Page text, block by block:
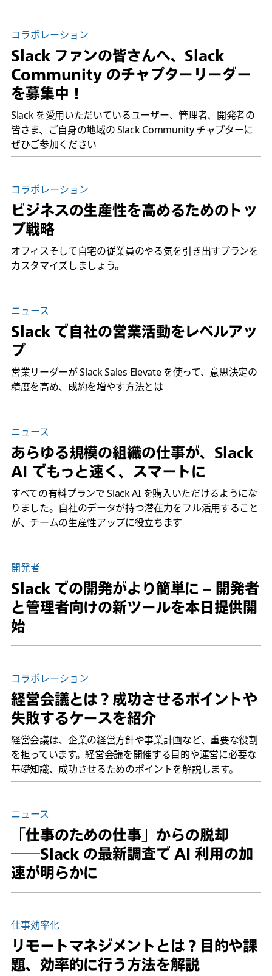
コラボレーション
Slack ファンの皆さんへ、Slack
Community のチャプターリーダー
を募集中！
Slack を愛用いただいているユーザー、管理者、開発者の
皆さま、ご自身の地域の Slack Community チャプターに
ぜひご参加ください
コラボレーション
ビジネスの生産性を高めるためのトッ
プ戦略
オフィスそして自宅の従業員のやる気を引き出すプランを
カスタマイズしましょう。
ニュース
Slack で自社の営業活動をレベルアッ
プ
営業リーダーが Slack Sales Elevate を使って、意思決定の
精度を高め、成約を増やす方法とは
ニュース
あらゆる規模の組織の仕事が、Slack
AI でもっと速く、スマートに
すべての有料プランで Slack AI を購入いただけるようにな
りました。自社のデータが持つ潜在力をフル活用すること
が、チームの生産性アップに役立ちます
開発者
Slack での開発がより簡単に – 開発者
と管理者向けの新ツールを本日提供開
始
コラボレーション
経営会議とは？成功させるポイントや
失敗するケースを紹介
経営会議は、企業の経営方針や事業計画など、重要な役割
を担っています。経営会議を開催する目的や運営に必要な
基礎知識、成功させるためのポイントを解説します。
ニュース
「仕事のための仕事」からの脱却
――Slack の最新調査で AI 利用の加
速が明らかに
仕事効率化
リモートマネジメントとは？目的や課
題、効率的に行う方法を解説